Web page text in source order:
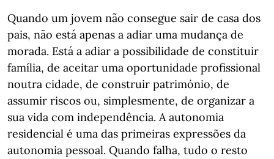
Quando um jovem não consegue sair de casa dos
pais, não está apenas a adiar uma mudança de
morada. Está a adiar a possibilidade de constituir
família, de aceitar uma oportunidade profissional
noutra cidade, de construir património, de
assumir riscos ou, simplesmente, de organizar a
sua vida com independência. A autonomia
residencial é uma das primeiras expressões da
autonomia pessoal. Quando falha, tudo o resto